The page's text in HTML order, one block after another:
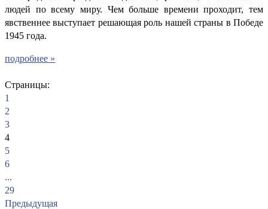
людей по всему миру. Чем больше времени проходит, тем
явственнее выступает решающая роль нашей страны в Победе
1945 года.
подробнее »
Страницы:
1
2
3
4
5
6
...
29
Предыдущая